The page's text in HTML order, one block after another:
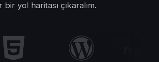
yol haritası çıkaralım.